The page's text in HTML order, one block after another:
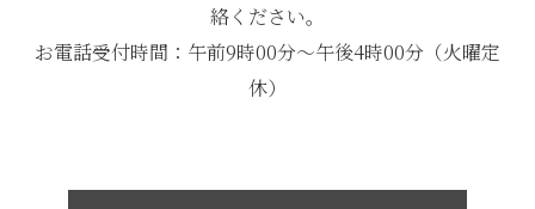
絡ください。
お電話受付時間：午前9時00分〜午後4時00分（火曜定
休）